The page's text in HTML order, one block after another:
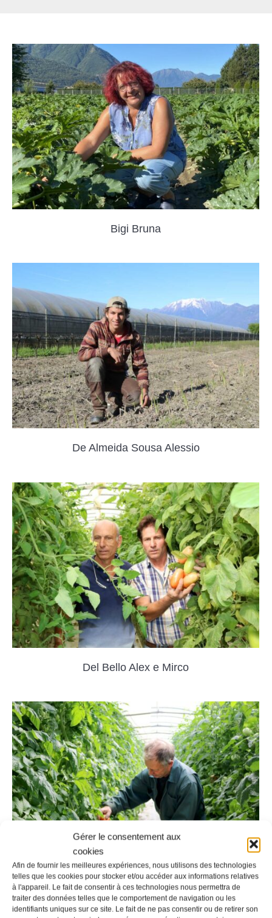
Gérer le consentement aux
cookies
Afin de fournir les meilleures expériences, nous utilisons des technologies
telles que les cookies pour stocker et/ou accéder aux informations relatives
à l'appareil. Le fait de consentir à ces technologies nous permettra de
traiter des données telles que le comportement de navigation ou les
identifiants uniques sur ce site. Le fait de ne pas consentir ou de retirer son
Bigi Bruna
De Almeida Sousa Alessio
Del Bello Alex e Mirco
Matasci Adriano e Marino